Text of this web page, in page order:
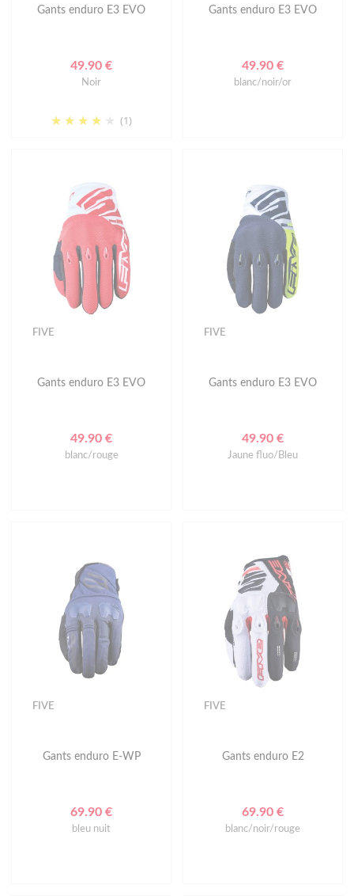
Gants enduro E3 EVO
49.90 €
Noir
(1)
Gants enduro E3 EVO
49.90 €
blanc/noir/or
FIVE
Gants enduro E3 EVO
49.90 €
blanc/rouge
FIVE
Gants enduro E3 EVO
49.90 €
Jaune fluo/Bleu
FIVE
Gants enduro E-WP
69.90 €
bleu nuit
FIVE
Gants enduro E2
69.90 €
blanc/noir/rouge